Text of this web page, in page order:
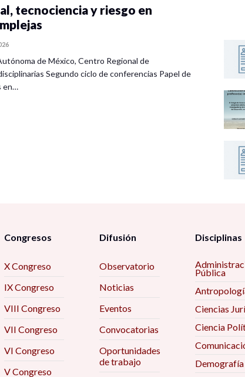
tecnociencia y riesgo en
de México, Centro Regional de
Segundo ciclo de conferencias Papel de
en…
Congresos
X Congreso
IX Congreso
VIII Congreso
VII Congreso
VI Congreso
V Congreso
Difusión
Observatorio
Noticias
Eventos
Convocatorias
Oportunidades
de trabajo
Disciplinas
Pública
Ciencias
Ciencia
Demografía